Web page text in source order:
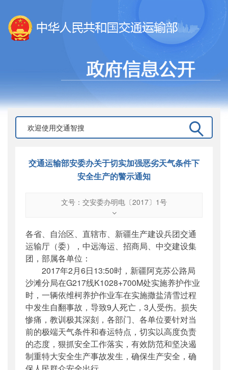
交通运输部安委办关于切实加强恶劣天气条件下
安全生产的警示通知
文号：交安委办明电〔2017〕1号
交安委办明电〔2017〕1号
公开日期：2017年02月06日
主题词：
恶劣天气;安全生产;警示通知
机构分类：安全与质量监督管理司
主题分类：安全质量
公文类型：部明电或部办公厅明电
各省、自治区、直辖市、新疆生产建设兵团交通
运输厅（委），中远海运、招商局、中交建设集
团，部属各单位：
2017年2月6日13:50时，新疆阿克苏公路局
沙滩分局在G217线K1028+700M处实施养护作业
时，一辆依维柯养护作业车在实施撒盐清雪过程
中发生自翻事故，导致9人死亡，3人受伤。损失
惨痛，教训极其深刻，各部门、各单位要针对当
前的极端天气条件和春运特点，切实以高度负责
的态度，狠抓安全工作落实，有效防范和坚决遏
制重特大安全生产事故发生，确保生产安全，确